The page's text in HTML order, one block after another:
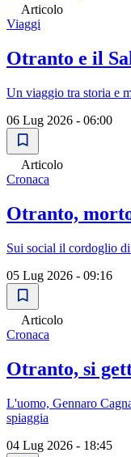
Articolo
Viaggi
Otranto e il
Un viaggio tra storia e
06 Lug 2026 - 06:00
Articolo
Cronaca
Otranto,
Sui social il cordoglio
05 Lug 2026 - 09:16
Articolo
Cronaca
Otranto, si
L'uomo, Gennaro
spiaggia
04 Lug 2026 - 18:45